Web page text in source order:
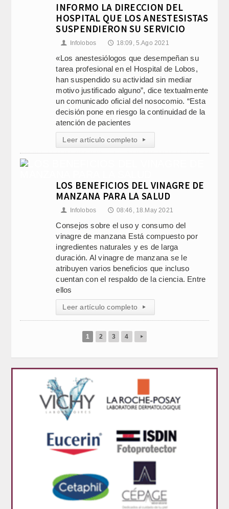
INFORMO LA DIRECCION DEL
HOSPITAL QUE LOS ANESTESISTAS
SUSPENDIERON SU SERVICIO
👤 Infolobos 🕔 18:09, 5.Ago 2021
«Los anestesiólogos que desempeñan su
tarea profesional en el Hospital de Lobos,
han suspendido su actividad sin mediar
motivo justificado alguno”, dice textualmente
un comunicado oficial del nosocomio. “Esta
decisión pone en riesgo la continuidad de la
atención de pacientes
Leer artículo completo ▸
LOS BENEFICIOS DEL VINAGRE DE
MANZANA PARA LA SALUD
👤 Infolobos 🕔 08:46, 18.May 2021
Consejos sobre el uso y consumo del
vinagre de manzana Está compuesto por
ingredientes naturales y es de larga
duración. Al vinagre de manzana se le
atribuyen varios beneficios que incluso
cuentan con el respaldo de la ciencia. Entre
ellos
Leer artículo completo ▸
1 2 3 4 ▸